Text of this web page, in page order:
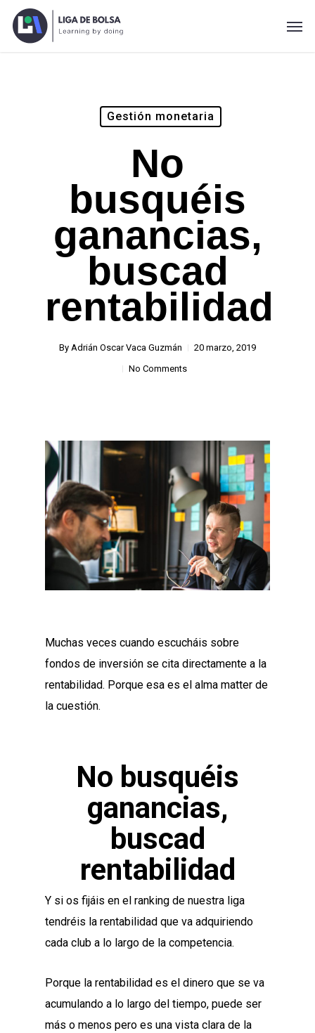
Skip
Gestión monetaria
No
busquéis
ganancias,
buscad
rentabilidad
By Adrián Oscar Vaca Guzmán
20 marzo, 2019
No Comments
Muchas veces cuando escucháis sobre
fondos de inversión se cita directamente a la
rentabilidad. Porque esa es el alma matter de
la cuestión.
No busquéis
ganancias,
buscad
rentabilidad
Y si os fijáis en el ranking de nuestra liga
tendréis la rentabilidad que va adquiriendo
cada club a lo largo de la competencia.
Porque la rentabilidad es el dinero que se va
acumulando a lo largo del tiempo, puede ser
más o menos pero es una vista clara de la